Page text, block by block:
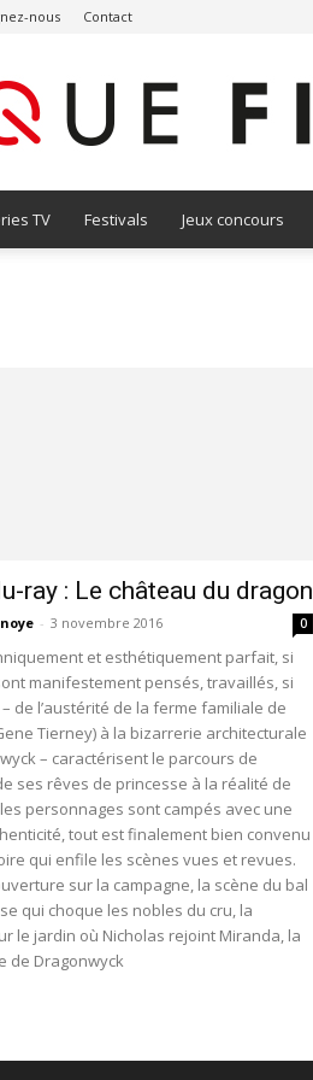
nous Contact
TV Festivals Jeux concours
ray : Le château du dragon
- 3 novembre 2016 0
et esthétiquement parfait, si
manifestement pensés, travaillés, si
de l’austérité de la ferme familiale de
Tierney) à la bizarrerie architecturale
– caractérisent le parcours de
ses rêves de princesse à la réalité de
personnages sont campés avec une
tout est finalement bien convenu
qui enfile les scènes vues et revues.
sur la campagne, la scène du bal
qui choque les nobles du cru, la
le jardin où Nicholas rejoint Miranda, la
de Dragonwyck